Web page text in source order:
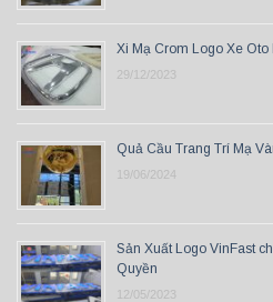
Xi Mạ Crom Logo Xe
29/12/2023
Quả Cầu Trang Trí Mạ
19/06/2024
Sản Xuất Logo VinFast
Quyền
12/05/2023